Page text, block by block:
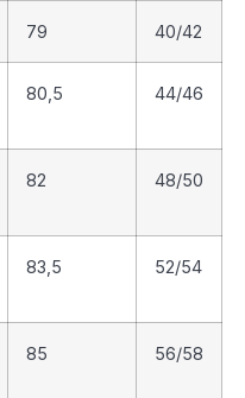
79 40/42
80,5 44/46
82 48/50
83,5 52/54
85 56/58